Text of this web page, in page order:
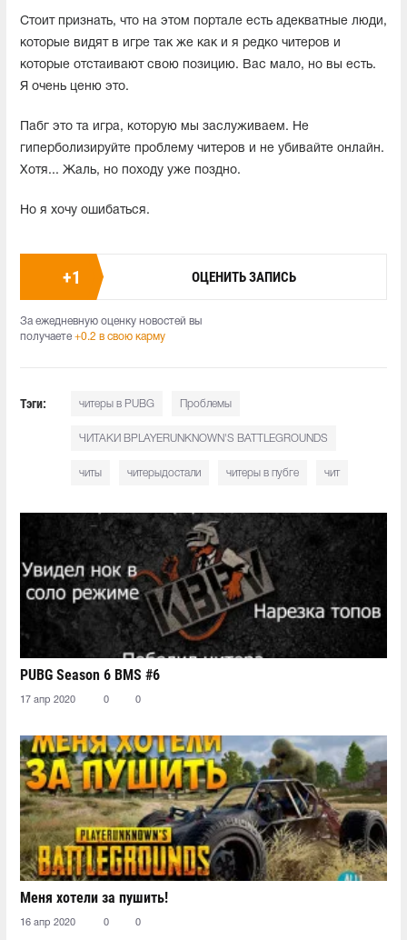
Стоит признать, что на этом портале есть адекватные люди,
которые видят в игре так же как и я редко читеров и
которые отстаивают свою позицию. Вас мало, но вы есть.
Я очень ценю это.
Пабг это та игра, которую мы заслуживаем. Не
гиперболизируйте проблему читеров и не убивайте онлайн.
Хотя... Жаль, но походу уже поздно.
Но я хочу ошибаться.
+1 ОЦЕНИТЬ ЗАПИСЬ
За ежедневную оценку новостей вы
получаете +0.2 в свою карму
Тэги: читеры в PUBG Проблемы
ЧИТАКИ ВPLAYERUNKNOWN'S BATTLEGROUNDS
читы читерыдостали читеры в пубге чит
PUBG Season 6 BMS #6
17 апр 2020 0 0
Меня хотели за пушить!
16 апр 2020 0 0